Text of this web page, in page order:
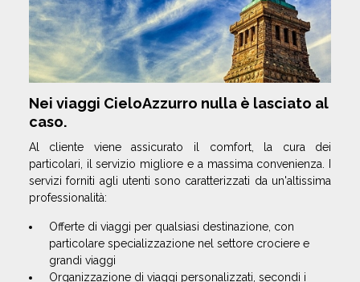
Nei viaggi CieloAzzurro nulla è lasciato al
caso.
Al cliente viene assicurato il comfort, la cura dei
particolari, il servizio migliore e a massima convenienza. I
servizi forniti agli utenti sono caratterizzati da un'altissima
professionalità:
Offerte di viaggi per qualsiasi destinazione, con
particolare specializzazione nel settore crociere e
grandi viaggi
Organizzazione di viaggi personalizzati, secondi i